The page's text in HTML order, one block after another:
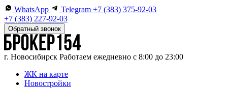
WhatsApp Telegram +7 (383) 375-92-03
+7 (383) 227-92-03
Обратный звонок
г. Новосибирск Работаем ежедневно с 8:00 до 23:00
ЖК на карте
Новостройки